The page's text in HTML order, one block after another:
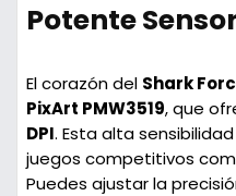
Potente
El corazón del Shark
PixArt PMW3519, que
DPI. Esta alta
juegos competitivos
Puedes ajustar la